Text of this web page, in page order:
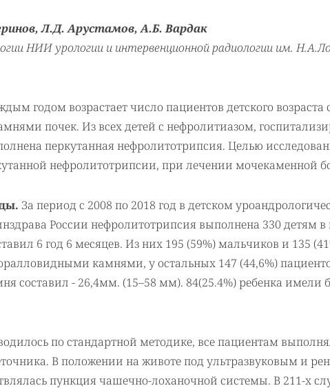
Л.Д. Арустамов, А.Б. Вардак
НИИ урологии и интервенционной радиологии им.
годом возрастает число пациентов детского
почек. Из всех детей с нефролитиазом,
перкутанная нефролитотрипсия. Целью
нефролитотрипсии, при лечении мочекаменной
За период с 2008 по 2018 год в детском
России нефролитотрипсия выполнена 330 детям в
6 год 6 месяцев. Из них 195 (59%) мальчиков и 135
камнями, у остальных 147 (44,6%)
составил - 26,4мм. (15–58 мм). 84(25.4%) ребенка имели
по стандартной методике, все пациентам
В положении на животе под ультразвуковым и
пункция чашечно-лоханочной системы. В 211-х